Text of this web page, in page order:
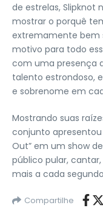
de estrelas, Slipknot
mostrar o porquê
extremamente bem
motivo para todo
com uma presença
talento estrondoso,
e sobrenome em
Mostrando suas
conjunto apresentou
Out” em um show
público pular,
mais a cada
Compartilhe